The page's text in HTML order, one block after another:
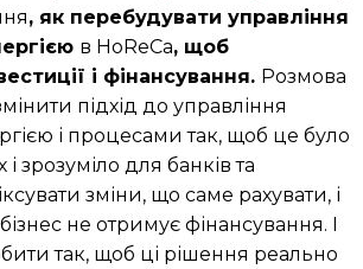
, як перебудувати управління
в HoReCa, щоб
і фінансування. Розмова
підхід до управління
і процесами так, щоб це було
зрозуміло для банків та
зміни, що саме рахувати, і
не отримує фінансування. І
так, щоб ці рішення реально